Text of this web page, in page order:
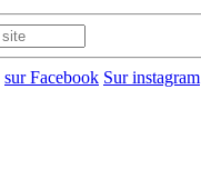
sur Facebook Sur instagram